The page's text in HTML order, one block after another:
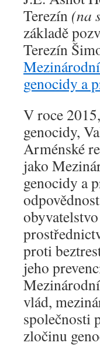
Terezín (na
základě
Terezín
genocidy a
V roce
genocidy,
Arménské
jako
genocidy a
proti
jeho
vlád,
společnosti
zločinu